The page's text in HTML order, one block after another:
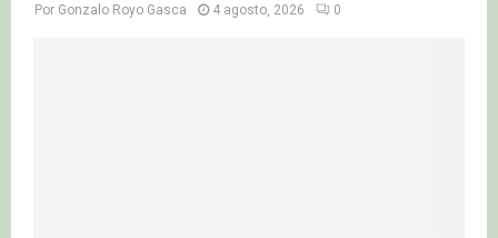
Por Gonzalo Royo Gasca 4 agosto, 2026 0